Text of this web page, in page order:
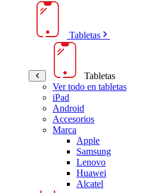
Tabletas
Tabletas
Ver todo en tabletas
iPad
Android
Accesorios
Marca
Apple
Samsung
Lenovo
Huawei
Alcatel